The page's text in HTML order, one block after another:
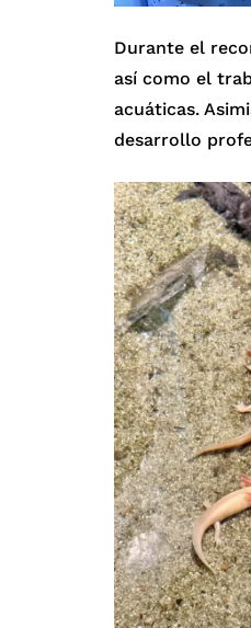
Durante el
así como el
acuáticas.
desarrollo